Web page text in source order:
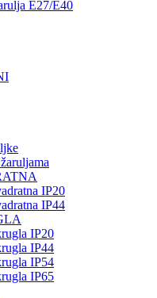
E27/E40
IP20
IP44
IP20
IP44
IP54
IP65